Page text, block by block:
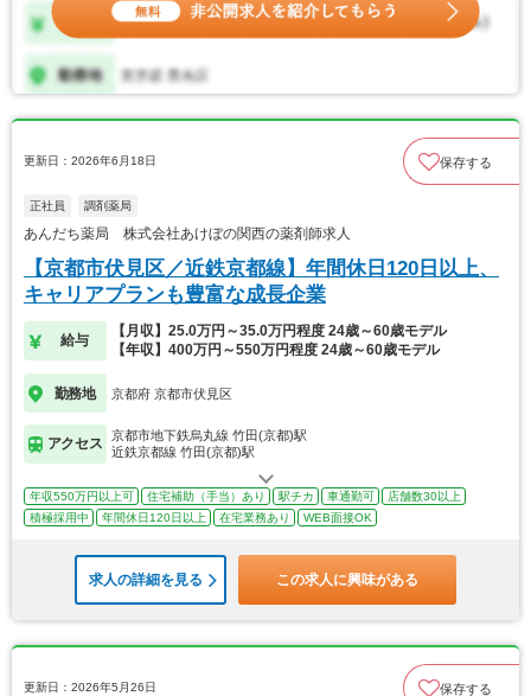
更新日：2026年6月18日 保存する
正社員 調剤薬局
あんだち薬局 株式会社あけぼの関西の薬剤師求人
【京都市伏見区／近鉄京都線】年間休日120日以上、
キャリアプランも豊富な成長企業
給与
【月収】25.0万円～35.0万円程度 24歳～60歳モデル
【年収】400万円～550万円程度 24歳～60歳モデル
勤務地 京都府 京都市伏見区
アクセス
京都市地下鉄烏丸線 竹田(京都)駅
近鉄京都線 竹田(京都)駅
年収550万円以上可 住宅補助（手当）あり 駅チカ 車通勤可
店舗数30以上
積極採用中
年間休日120日以上 在宅業務あり WEB面接OK
求人の詳細を見る この求人に興味がある
更新日：2026年5月26日 保存する